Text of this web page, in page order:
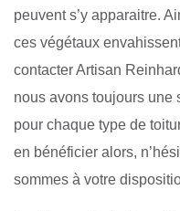
peuvent s’y apparaitre.
ces végétaux
contacter Artisan
nous avons toujours une
pour chaque type de
en bénéficier alors,
sommes à votre